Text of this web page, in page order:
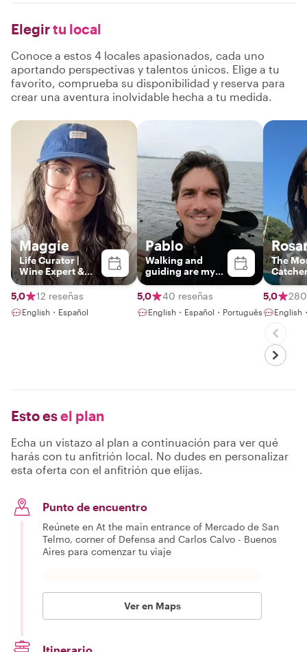
Elegirtu local
Conoce a estos 4 locales apasionados, cada uno
aportando perspectivas y talentos únicos. Elige a tu
favorito, comprueba su disponibilidad y reserva para
crear una aventura inolvidable hecha a tu medida.
Maggie
Life Curator |
Wine Expert &
Pro
Photographer |
Crafting Tailor-
Made
5,0 12 reseñas
English・Español
Pablo
Walking and
guiding are my
passions
5,0
40 reseñas
English・Español・Português
The
5,0
English
Esto esel plan
Echa un vistazo al plan a continuación para ver qué
harás con tu anfitrión local. No dudes en personalizar
esta oferta con el anfitrión que elijas.
Punto de encuentro
Reúnete en At the main entrance of Mercado de San
Telmo, corner of Defensa and Carlos Calvo - Buenos
Aires para comenzar tu viaje
Ver en Maps
Itinerario